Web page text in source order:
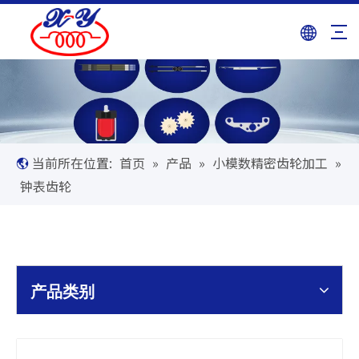
当前所在位置: 首页 » 产品 » 小模数精密齿轮加工 »
钟表齿轮
产品类别